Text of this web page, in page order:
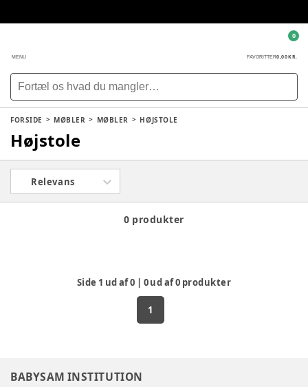
MENU FAVORITTER0,00 KR.
0
FORSIDE MØBLER MØBLER HØJSTOLE
Højstole
Relevans
0 produkter
Side 1 ud af0 0ud af0 produkter
1
BABYSAM INSTITUTION